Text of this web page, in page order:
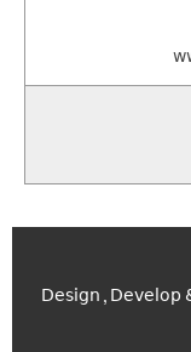
Design , Develop